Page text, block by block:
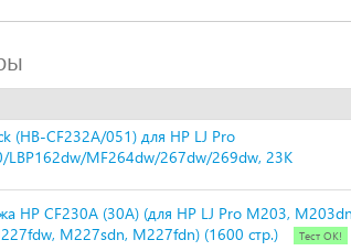
(HB-CF232A/051) для HP LJ Pro
MF264dw/267dw/269dw, 23K
HP CF230A (30A) (для HP LJ Pro M203,
M227sdn, M227fdn) (1600 стр.)
Тест ОК!